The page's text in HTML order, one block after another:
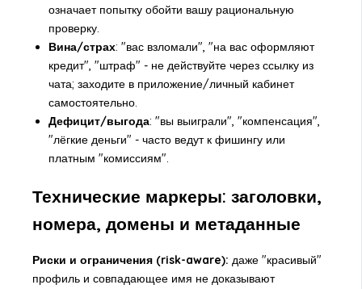
означает попытку обойти вашу рациональную
проверку.
Вина/страх: "вас взломали", "на вас оформляют
кредит", "штраф" - не действуйте через ссылку из
чата; заходите в приложение/личный кабинет
самостоятельно.
Дефицит/выгода: "вы выиграли", "компенсация",
"лёгкие деньги" - часто ведут к фишингу или
платным "комиссиям".
Технические маркеры: заголовки,
номера, домены и метаданные
Риски и ограничения (risk-aware): даже "красивый"
профиль и совпадающее имя не доказывают